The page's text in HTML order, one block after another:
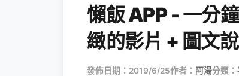
懶飯 APP - 一分
緻的影片 + 圖文
發佈日期：2019/6/25作者： 阿湯分類：